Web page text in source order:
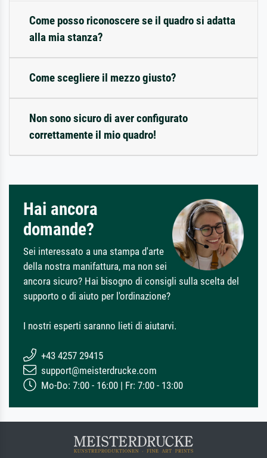
Come posso riconoscere se il quadro si adatta
alla mia stanza?
Come scegliere il mezzo giusto?
Non sono sicuro di aver configurato
correttamente il mio quadro!
Hai ancora
domande?
Sei interessato a una stampa d'arte
della nostra manifattura, ma non sei
ancora sicuro? Hai bisogno di consigli sulla scelta del
supporto o di aiuto per l'ordinazione?
I nostri esperti saranno lieti di aiutarvi.
+43 4257 29415
support@meisterdrucke.com
Mo-Do: 7:00 - 16:00 | Fr: 7:00 - 13:00